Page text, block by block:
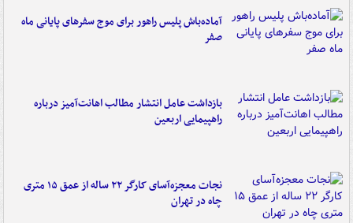
آماده‌باش پلیس راهور برای موج سفرهای پایانی ماه
صفر
بازداشت عامل انتشار مطالب اهانت‌آمیز درباره
راهپیمایی اربعین
نجات معجزه‌آسای کارگر ۲۲ ساله از عمق ۱۵ متری
چاه در تهران